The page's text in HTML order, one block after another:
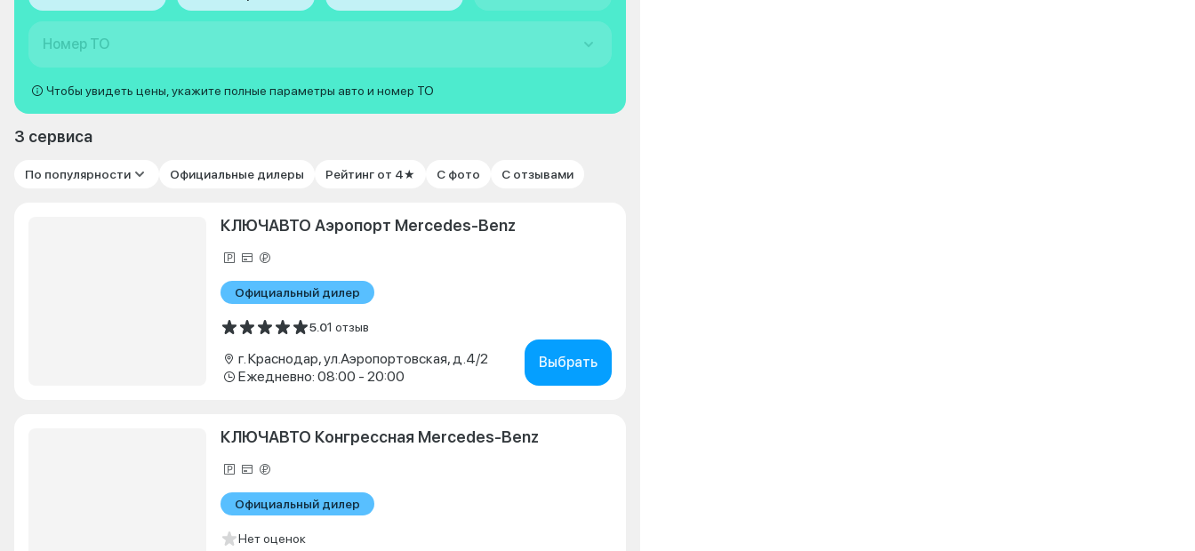
Номер ТО
Чтобы увидеть цены, укажите полные параметры авто и номер ТО
3 сервиса
По популярности Официальные дилеры Рейтинг от 4★ С фото С отзывами
КЛЮЧАВТО Аэропорт Mercedes-Benz
Официальный дилер
5.01 отзыв
г. Краснодар, ул.Аэропортовская, д.4/2
Ежедневно: 08:00 - 20:00
Выбрать
КЛЮЧАВТО Конгрессная Mercedes-Benz
Официальный дилер
Нет оценок